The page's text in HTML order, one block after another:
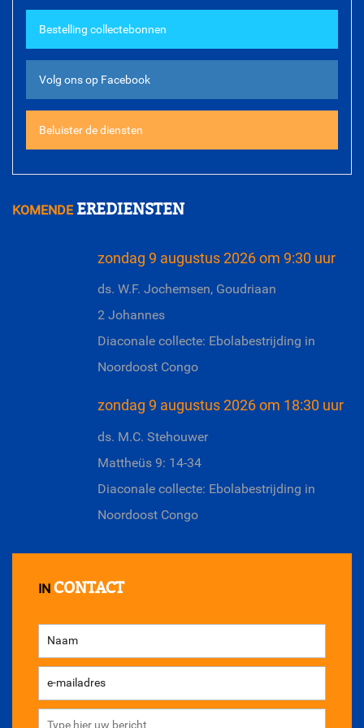
ds. G. van Goch
Bestelling collectebonnen
Volg ons op Facebook
Beluister de diensten
KOMENDEEREDIENSTEN
zondag 9 augustus 2026 om 9:30 uur
ds. W.F. Jochemsen, Goudriaan
2 Johannes
Diaconale collecte: Ebolabestrijding in
Noordoost Congo
zondag 9 augustus 2026 om 18:30 uur
ds. M.C. Stehouwer
Mattheüs 9: 14-34
Diaconale collecte: Ebolabestrijding in
Noordoost Congo
IN CONTACT